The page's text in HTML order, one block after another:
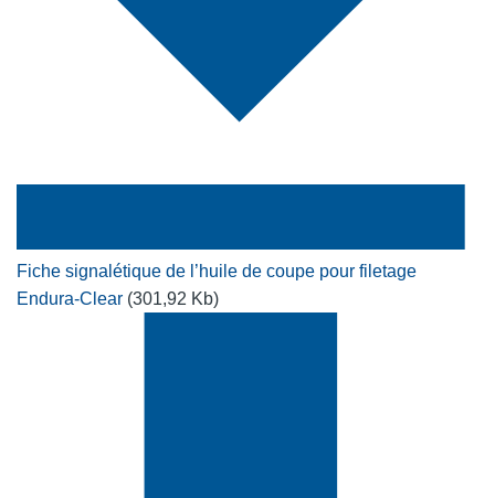
Fiche signalétique de l’huile de coupe pour filetage
Endura-Clear (301,92 Kb)